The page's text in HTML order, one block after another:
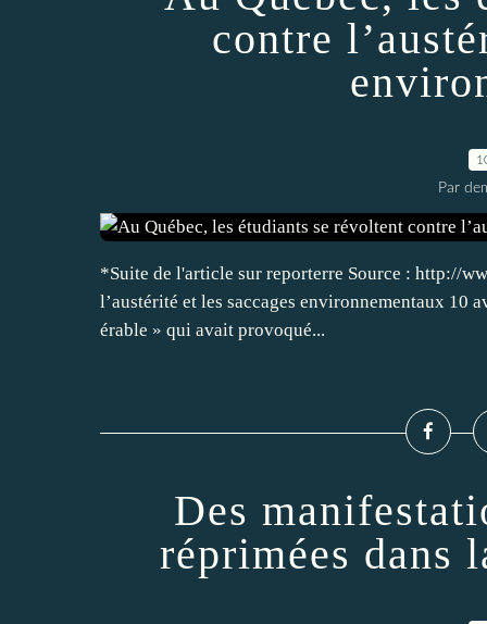
contre
Par
*Suite de l'article sur reporterre Source : http://
l’austérité et les saccages environnementaux 10
érable » qui avait provoqué...
Des
réprimées dans